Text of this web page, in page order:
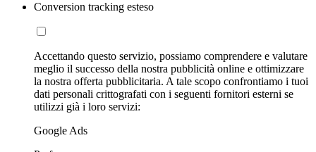
Conversion tracking esteso
Accettando questo servizio, possiamo comprendere e valutare
meglio il successo della nostra pubblicità online e ottimizzare
la nostra offerta pubblicitaria. A tale scopo confrontiamo i tuoi
dati personali crittografati con i seguenti fornitori esterni se
utilizzi già i loro servizi:
Google Ads